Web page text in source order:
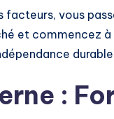
facteurs, vous
et commencez
: